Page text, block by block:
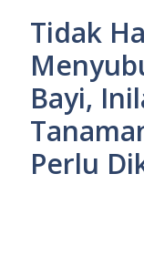
Tidak
Bayi,
Perlu